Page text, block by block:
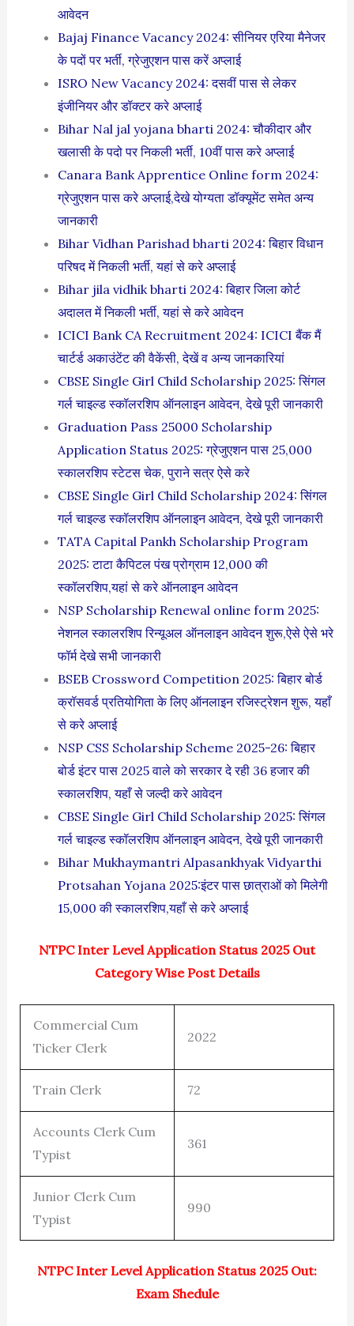
आवेदन
Bajaj Finance Vacancy 2024: सीनियर एरिया मैनेजर
के पदों पर भर्ती, ग्रेजुएशन पास करें अप्लाई
ISRO New Vacancy 2024: दसवीं पास से लेकर
इंजीनियर और डॉक्टर करे अप्लाई
Bihar Nal jal yojana bharti 2024: चौकीदार और
खलासी के पदो पर निकली भर्ती, 10वीं पास करे अप्लाई
Canara Bank Apprentice Online form 2024:
ग्रेजुएशन पास करे अप्लाई,देखे योग्यता डॉक्यूमेंट समेत अन्य
जानकारी
Bihar Vidhan Parishad bharti 2024: बिहार विधान
परिषद में निकली भर्ती, यहां से करे अप्लाई
Bihar jila vidhik bharti 2024: बिहार जिला कोर्ट
अदालत में निकली भर्ती, यहां से करे आवेदन
ICICI Bank CA Recruitment 2024: ICICI बैंक मैं
चार्टर्ड अकाउंटेंट की वैकेंसी, देखें व अन्य जानकारियां
CBSE Single Girl Child Scholarship 2025: सिंगल
गर्ल चाइल्ड स्कॉलरशिप ऑनलाइन आवेदन, देखे पूरी जानकारी
Graduation Pass 25000 Scholarship
Application Status 2025: ग्रेजुएशन पास 25,000
स्कालरशिप स्टेटस चेक, पुराने सत्र ऐसे करे
CBSE Single Girl Child Scholarship 2024: सिंगल
गर्ल चाइल्ड स्कॉलरशिप ऑनलाइन आवेदन, देखे पूरी जानकारी
TATA Capital Pankh Scholarship Program
2025: टाटा कैपिटल पंख प्रोग्राम 12,000 की
स्कॉलरशिप,यहां से करे ऑनलाइन आवेदन
NSP Scholarship Renewal online form 2025:
नेशनल स्कालरशिप रिन्यूअल ऑनलाइन आवेदन शुरू,ऐसे ऐसे भरे
फॉर्म देखे सभी जानकारी
BSEB Crossword Competition 2025: बिहार बोर्ड
क्रॉसवर्ड प्रतियोगिता के लिए ऑनलाइन रजिस्ट्रेशन शुरू, यहाँ
से करे अप्लाई
NSP CSS Scholarship Scheme 2025-26: बिहार
बोर्ड इंटर पास 2025 वाले को सरकार दे रही 36 हजार की
स्कालरशिप, यहाँ से जल्दी करे आवेदन
CBSE Single Girl Child Scholarship 2025: सिंगल
गर्ल चाइल्ड स्कॉलरशिप ऑनलाइन आवेदन, देखे पूरी जानकारी
Bihar Mukhaymantri Alpasankhyak Vidyarthi
Protsahan Yojana 2025:इंटर पास छात्राओं को मिलेगी
15,000 की स्कालरशिप,यहाँ से करे अप्लाई
NTPC Inter Level Application Status 2025 Out
Category Wise Post Details
Commercial Cum
Ticker Clerk
2022
Train Clerk 72
Accounts Clerk Cum
Typist
361
Junior Clerk Cum
Typist
990
NTPC Inter Level Application Status 2025 Out:
Exam Shedule